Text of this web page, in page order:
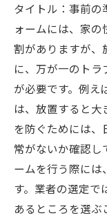
タイトル：事前の
ォームには、家
割がありますが、
に、万が一のトラ
が必要です。例え
は、放置すると大
を防ぐためには
常がないか確認し
ームを行う際には
す。業者の選定で
あるところを選